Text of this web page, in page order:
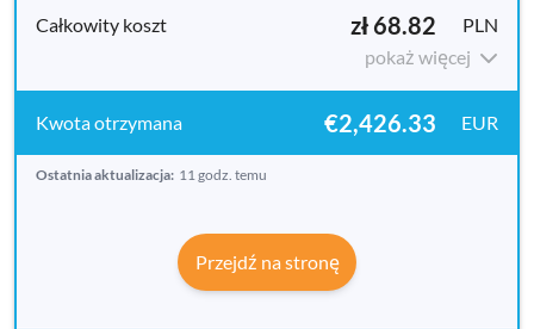
zł 68.82
PLN
pokaż więcej
€2,426.33 EUR
Ostatnia aktualizacja: 11 godz. temu
Przejdź na stronę